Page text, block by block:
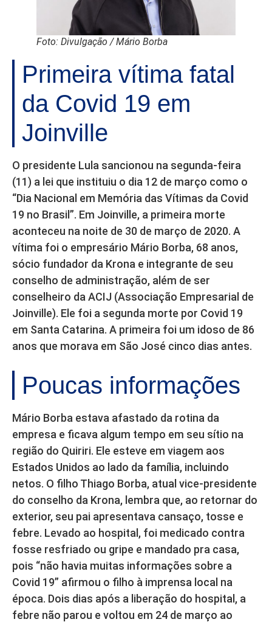
Foto: Divulgação / Mário Borba
Primeira vítima fatal
da Covid 19 em
Joinville
O presidente Lula sancionou na segunda-feira
(11) a lei que instituiu o dia 12 de março como o
“Dia Nacional em Memória das Vítimas da Covid
19 no Brasil”. Em Joinville, a primeira morte
aconteceu na noite de 30 de março de 2020. A
vítima foi o empresário Mário Borba, 68 anos,
sócio fundador da Krona e integrante de seu
conselho de administração, além de ser
conselheiro da ACIJ (Associação Empresarial de
Joinville). Ele foi a segunda morte por Covid 19
em Santa Catarina. A primeira foi um idoso de 86
anos que morava em São José cinco dias antes.
Poucas informações
Mário Borba estava afastado da rotina da
empresa e ficava algum tempo em seu sítio na
região do Quiriri. Ele esteve em viagem aos
Estados Unidos ao lado da família, incluindo
netos. O filho Thiago Borba, atual vice-presidente
do conselho da Krona, lembra que, ao retornar do
exterior, seu pai apresentava cansaço, tosse e
febre. Levado ao hospital, foi medicado contra
fosse resfriado ou gripe e mandado pra casa,
pois “não havia muitas informações sobre a
Covid 19” afirmou o filho à imprensa local na
época. Dois dias após a liberação do hospital, a
febre não parou e voltou em 24 de março ao